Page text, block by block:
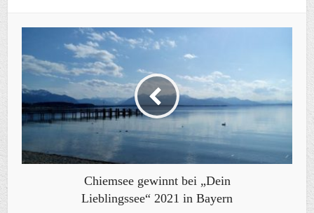
Chiemsee gewinnt bei „Dein
Lieblingssee“ 2021 in Bayern